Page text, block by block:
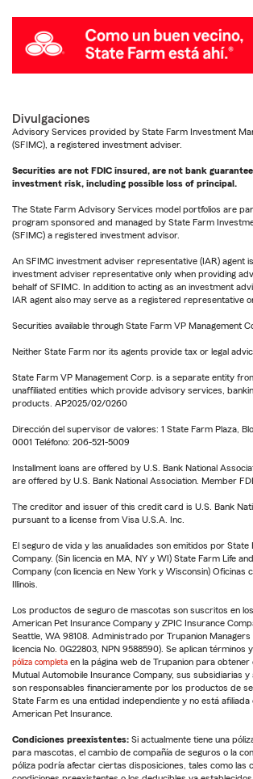
Divulgaciones
Advisory Services provided by State Farm Investment
(SFIMC), a registered investment adviser.
Securities are not FDIC insured, are not bank
investment risk, including possible loss of principal.
The State Farm Advisory Services model portfolios are
program sponsored and managed by State Farm
(SFIMC) a registered investment advisor.
An SFIMC investment adviser representative (IAR) agent
investment adviser representative only when providing
behalf of SFIMC. In addition to acting as an investment
IAR agent also may serve as a registered representative
Securities available through State Farm VP Management
Neither State Farm nor its agents provide tax or legal
State Farm VP Management Corp. is a separate entity
unaffiliated entities which provide advisory services,
products. AP2025/02/0260
Dirección del supervisor de valores: 1 State Farm Plaza,
0001 Teléfono: 206-521-5009
Installment loans are offered by U.S. Bank National
are offered by U.S. Bank National Association. Member
The creditor and issuer of this credit card is U.S. Bank
pursuant to a license from Visa U.S.A. Inc.
El seguro de vida y las anualidades son emitidos por State
Company. (Sin licencia en MA, NY y WI) State Farm Life
Company (con licencia en New York y Wisconsin) Oficinas
Illinois.
Los productos de seguro de mascotas son suscritos en
American Pet Insurance Company y ZPIC Insurance
Seattle, WA 98108. Administrado por Trupanion Managers
licencia No. 0G22803, NPN 9588590). Se aplican términos
póliza completa en la página web de Trupanion para
Mutual Automobile Insurance Company, sus subsidiarias y
son responsables financieramente por los productos de
State Farm es una entidad independiente y no está afiliada
American Pet Insurance.
Condiciones preexistentes: Si actualmente tiene una
para mascotas, el cambio de compañía de seguros o la
póliza podría afectar ciertas disposiciones, tales como las